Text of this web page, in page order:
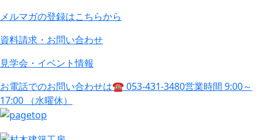
メルマガの登録はこちらから
資料請求・お問い合わせ
見学会・イベント情報
お電話でのお問い合わせは☎ 053-431-3480営業時間 9:00～
17:00 （水曜休）